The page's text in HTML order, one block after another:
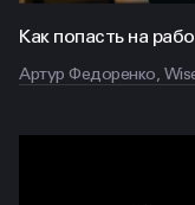
Как попасть на
Артур Федоренко,